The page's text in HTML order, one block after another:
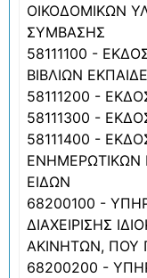
ΟΙΚΟΔΟΜΙΚΩΝ
ΣΥΜΒΑΣΗΣ
58111100 -
ΒΙΒΛΙΩΝ
58111200 -
58111300 -
58111400 -
ΕΝΗΜΕΡΩΤΙΚΩΝ
ΕΙΔΩΝ
68200100 -
ΔΙΑΧΕΙΡΙΣΗΣ
ΑΚΙΝΗΤΩΝ, ΠΟΥ
68200200 -